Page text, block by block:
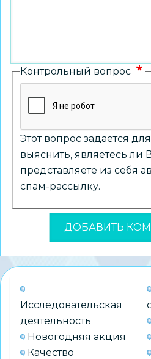
Контрольный вопрос
Этот вопрос задается
выяснить, являетесь ли
представляете из себя
спам-рассылку.
Исследовательская
деятельность
Новогодняя акция
Качество